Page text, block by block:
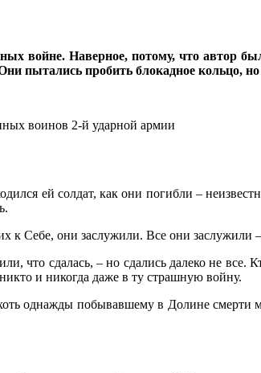
войне. Наверное, потому, что автор
пытались пробить блокадное кольцо,
воинов 2-й ударной армии
ей солдат, как они погибли –
к Себе, они заслужили. Все они
что сдалась, – но сдались далеко не
и никогда даже в ту страшную войну.
однажды побывавшему в Долине смерти